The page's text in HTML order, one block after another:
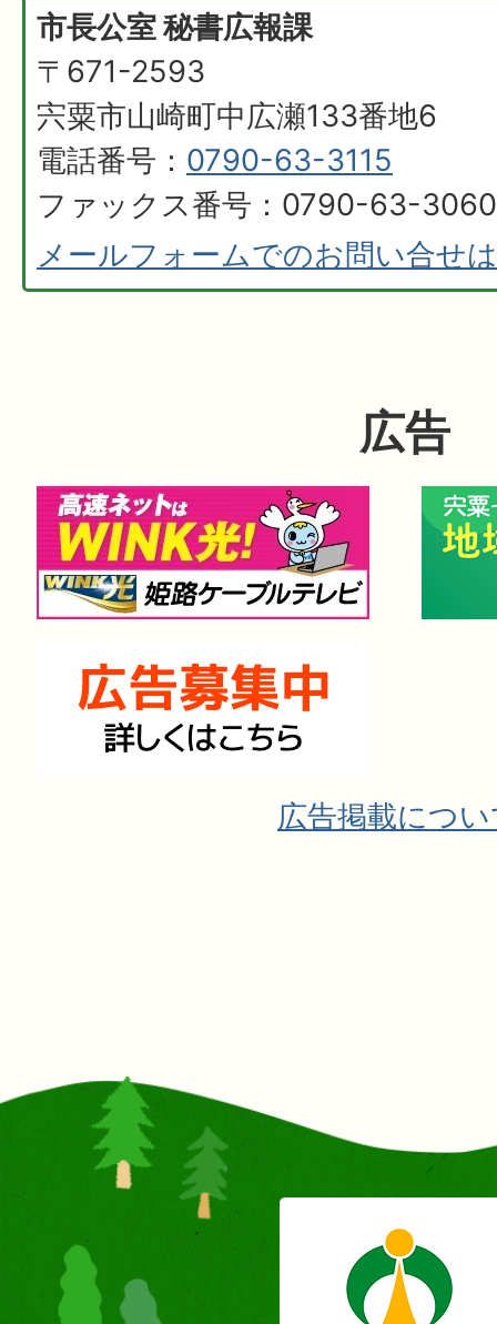
市長公室 秘書広報課
〒671-2593
宍粟市山崎町中広瀬133番地6
電話番号： 0790-63-3115
ファックス番号：0790-63-3060
メールフォームでのお問い合せ
広告
広告掲載につ